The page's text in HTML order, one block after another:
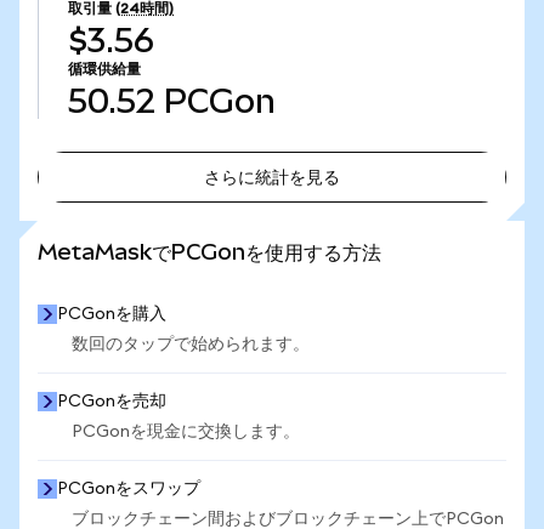
取引量 (24時間)
$3.56
循環供給量
50.52 PCGon
さらに統計を見る
MetaMaskでPCGonを使用する方法
PCGonを購入
数回のタップで始められます。
PCGonを売却
PCGonを現金に交換します。
PCGonをスワップ
ブロックチェーン間およびブロックチェーン上でPCGon